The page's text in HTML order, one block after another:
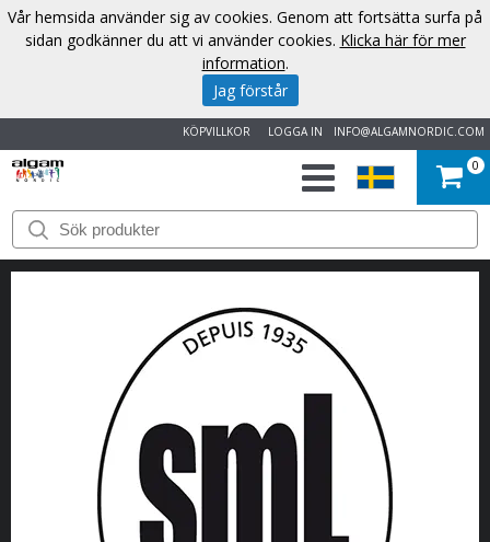
INFO@ALGAMNORDIC.COM
LOGGA IN
KÖPVILLKOR
START
VARUMÄRKEN
NYHETER
OSS
KONTAKT
0
Vår hemsida använder sig av cookies. Genom att fortsätta surfa på
sidan godkänner du att vi använder cookies. Klicka här för mer
information.
Jag förstår